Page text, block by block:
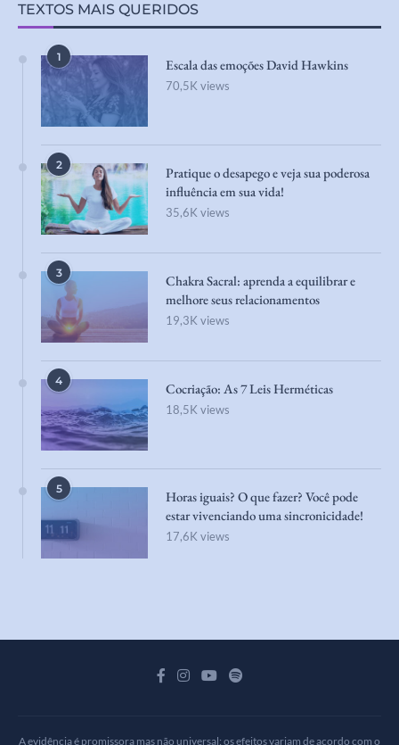
TEXTOS MAIS QUERIDOS
1 Escala das emoções David Hawkins
70,5K views
2
Pratique o desapego e veja sua poderosa
influência em sua vida!
35,6K views
3
Chakra Sacral: aprenda a equilibrar e
melhore seus relacionamentos
19,3K views
4 Cocriação: As 7 Leis Herméticas
18,5K views
5
Horas iguais? O que fazer? Você pode
estar vivenciando uma sincronicidade!
17,6K views
A evidência é promissora mas não universal: os efeitos variam de acordo com o